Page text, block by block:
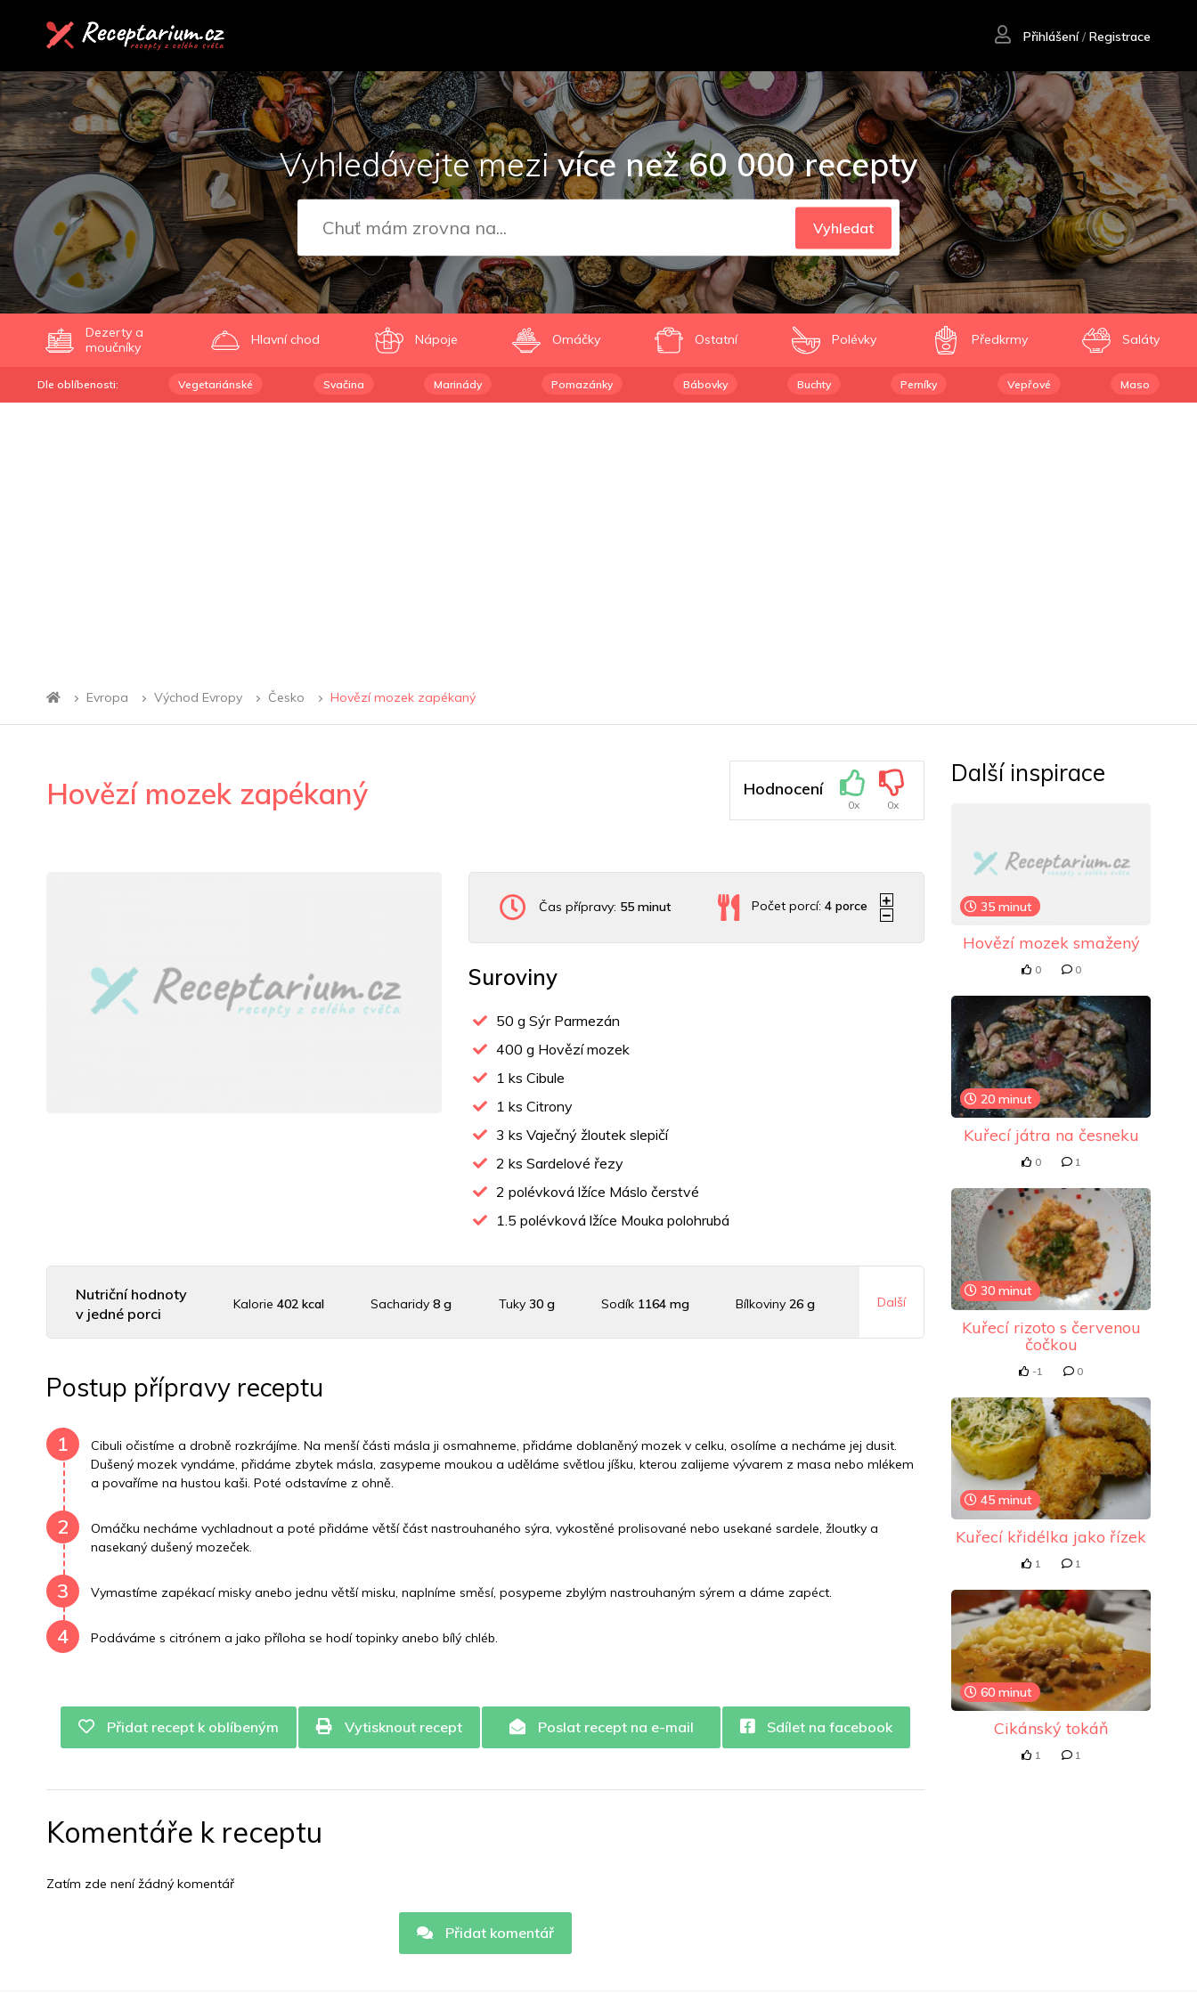
Přihlášení/Registrace
Vyhledávejte mezivíce než 60 000 recepty
Vyhledat
Dezerty a
moučníky
Hlavní chod Nápoje Omáčky Ostatní Polévky Předkrmy Saláty
Dle oblíbenosti: Vegetariánské Svačina Marinády Pomazánky Bábovky Buchty Perníky Vepřové Maso
Evropa Východ Evropy Česko Hovězí mozek zapékaný
Hovězí mozek zapékaný Hodnocení
0x 0x
Čas přípravy: 55 minut Počet porcí:4 porce
Suroviny
50 g Sýr Parmezán
400 g Hovězí mozek
1 ks Cibule
1 ks Citrony
3 ks Vaječný žloutek slepičí
2 ks Sardelové řezy
2 polévková lžíce Máslo čerstvé
1.5 polévková lžíce Mouka polohrubá
Nutriční hodnoty
v jedné porci
Kalorie402 kcal Sacharidy8 g Tuky 30 g Sodík 1164 mg Bílkoviny 26 g
Železo
Další
Postup přípravy receptu
1
Cibuli očistíme a drobně rozkrájíme. Na menší části másla ji osmahneme, přidáme doblaněný mozek v celku, osolíme a necháme jej dusit.
Dušený mozek vyndáme, přidáme zbytek másla, zasypeme moukou a uděláme světlou jíšku, kterou zalijeme vývarem z masa nebo mlékem
a povaříme na hustou kaši. Poté odstavíme z ohně.
2
Omáčku necháme vychladnout a poté přidáme větší část nastrouhaného sýra, vykostěné prolisované nebo usekané sardele, žloutky a
nasekaný dušený mozeček.
3 Vymastíme zapékací misky anebo jednu větší misku, naplníme směsí, posypeme zbylým nastrouhaným sýrem a dáme zapéct.
4 Podáváme s citrónem a jako příloha se hodí topinky anebo bílý chléb.
Přidat recept k oblíbeným Vytisknout recept Poslat recept na e-mail Sdílet na facebook
Komentáře k receptu
Zatím zde není žádný komentář
Přidat komentář
Další inspirace
35 minut
Hovězí mozek smažený
0 0
20 minut
Kuřecí játra na česneku
0 1
30 minut
Kuřecí rizoto s červenou
čočkou
-1 0
45 minut
Kuřecí křidélka jako řízek
1 1
60 minut
Cikánský tokáň
1 1